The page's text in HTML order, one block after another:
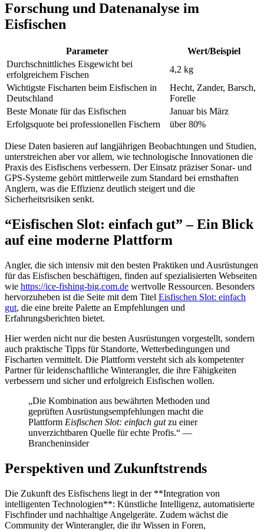
Forschung und Datenanalyse im
Eisfischen
Parameter
Wert/Beispiel
Durchschnittliches Eisgewicht bei
erfolgreichem Fischen
4,2 kg
Wichtigste Fischarten beim Eisfischen in
Deutschland
Hecht, Zander, Barsch,
Forelle
Beste Monate für das Eisfischen
Januar bis März
Erfolgsquote bei professionellen Fischern
über 80%
Diese Daten basieren auf langjährigen Beobachtungen und Studien,
unterstreichen aber vor allem, wie technologische Innovationen die
Praxis des Eisfischens verbessern. Der Einsatz präziser Sonar- und
GPS-Systeme gehört mittlerweile zum Standard bei ernsthaften
Anglern, was die Effizienz deutlich steigert und die
Sicherheitsrisiken senkt.
“Eisfischen Slot: einfach gut” – Ein Blick
auf eine moderne Plattform
Angler, die sich intensiv mit den besten Praktiken und Ausrüstungen
für das Eisfischen beschäftigen, finden auf spezialisierten Webseiten
wie https://ice-fishing-big.com.de wertvolle Ressourcen. Besonders
hervorzuheben ist die Seite mit dem Titel Eisfischen Slot: einfach
gut, die eine breite Palette an Empfehlungen und
Erfahrungsberichten bietet.
Hier werden nicht nur die besten Ausrüstungen vorgestellt, sondern
auch praktische Tipps für Standorte, Wetterbedingungen und
Fischarten vermittelt. Die Plattform versteht sich als kompetenter
Partner für leidenschaftliche Winterangler, die ihre Fähigkeiten
verbessern und sicher und erfolgreich Eisfischen wollen.
„Die Kombination aus bewährten Methoden und
geprüften Ausrüstungsempfehlungen macht die
Plattform Eisfischen Slot: einfach gutzu einer
unverzichtbaren Quelle für echte Profis.“ —
Brancheninsider
Perspektiven und Zukunftstrends
Die Zukunft des Eisfischens liegt in der **Integration von
intelligenten Technologien**: Künstliche Intelligenz, automatisierte
Fischfinder und nachhaltige Angelgeräte. Zudem wächst die
Community der Winterangler, die ihr Wissen in Foren,